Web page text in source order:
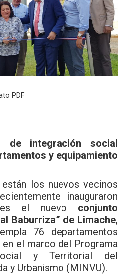
PDF
de integración social
y equipamiento
los nuevos vecinos
inauguraron
el nuevo conjunto
Baburriza” de Limache,
76 departamentos
el marco del Programa
y Territorial del
y Urbanismo (MINVU).